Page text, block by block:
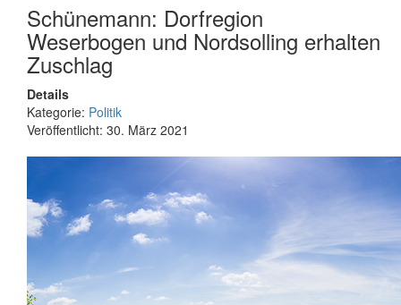
Schünemann: Dorfregion
Weserbogen und Nordsolling erhalten
Zuschlag
Details
Kategorie: Politik
Veröffentlicht: 30. März 2021